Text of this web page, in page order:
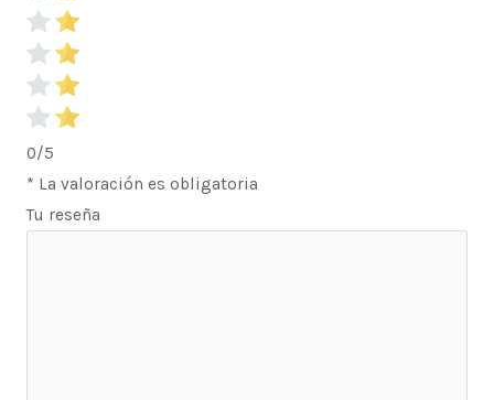
0/5
* La valoración es obligatoria
Tu reseña